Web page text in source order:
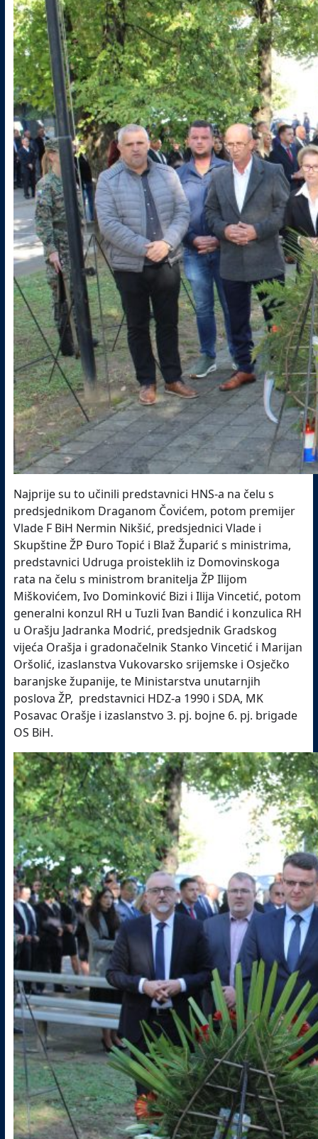
Najprije su to učinili predstavnici HNS-a na čelu s
predsjednikom Draganom Čovićem, potom premijer
Vlade F BiH Nermin Nikšić, predsjednici Vlade i
Skupštine ŽP Đuro Topić i Blaž Župarić s ministrima,
predstavnici Udruga proisteklih iz Domovinskoga
rata na čelu s ministrom branitelja ŽP Ilijom
Miškovićem, Ivo Dominković Bizi i Ilija Vincetić, potom
generalni konzul RH u Tuzli Ivan Bandić i konzulica RH
u Orašju Jadranka Modrić, predsjednik Gradskog
vijeća Orašja i gradonačelnik Stanko Vincetić i Marijan
Oršolić, izaslanstva Vukovarsko srijemske i Osječko
baranjske županije, te Ministarstva unutarnjih
poslova ŽP, predstavnici HDZ-a 1990 i SDA, MK
Posavac Orašje i izaslanstvo 3. pj. bojne 6. pj. brigade
OS BiH.